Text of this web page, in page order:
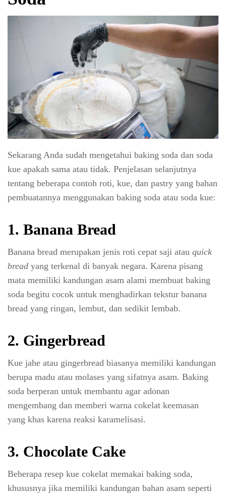
Sekarang Anda sudah mengetahui baking soda dan soda
kue apakah sama atau tidak. Penjelasan selanjutnya
tentang beberapa contoh roti, kue, dan pastry yang bahan
pembuatannya menggunakan baking soda atau soda kue:
1. Banana Bread
Banana bread merupakan jenis roti cepat saji atau quick
bread yang terkenal di banyak negara. Karena pisang
mata memiliki kandungan asam alami membuat baking
soda begitu cocok untuk menghadirkan tekstur banana
bread yang ringan, lembut, dan sedikit lembab.
2. Gingerbread
Kue jahe atau gingerbread biasanya memiliki kandungan
berupa madu atau molases yang sifatnya asam. Baking
soda berperan untuk membantu agar adonan
mengembang dan memberi warna cokelat keemasan
yang khas karena reaksi karamelisasi.
3. Chocolate Cake
Beberapa resep kue cokelat memakai baking soda,
khususnya jika memiliki kandungan bahan asam seperti